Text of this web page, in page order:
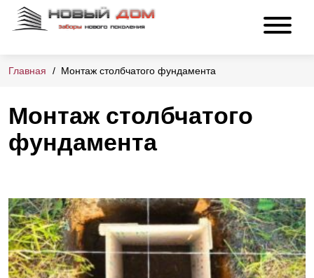
Главная Монтаж столбчатого фундамента
Монтаж столбчатого
фундамента